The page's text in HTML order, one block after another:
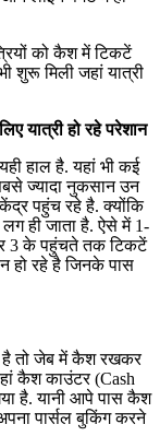
को कैश में टिकटें
शुरू मिली जहां यात्री
यात्री हो रहे परेशान
हाल है. यहां भी कई
ज्यादा नुकसान उन
पहुंच रहे है. क्योंकि
ही जाता है. ऐसे में 1-
3 के पहुंचते तक टिकटें
हो रहे है जिनके पास
है तो जेब में कैश रखकर
कैश काउंटर (Cash
है. यानी आपे पास कैश
पार्सल बुकिंग करने